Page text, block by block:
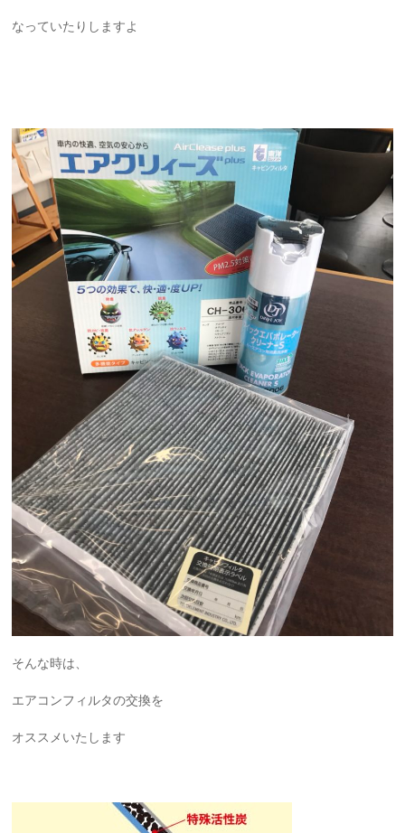
なっていたりしますよ
そんな時は、
エアコンフィルタの交換を
オススメいたします